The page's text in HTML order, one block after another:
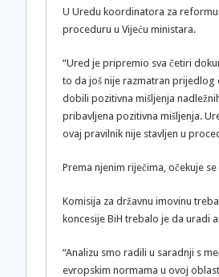
U Uredu koordinatora za
proceduru u Vijeću ministara.
“Ured je pripremio sva četiri
to da još nije razmatran prijedlog
dobili pozitivna mišljenja
pribavljena pozitivna mišljenja.
ovaj pravilnik nije stavljen u
Prema njenim riječima, očekuje
Komisija za državnu imovinu
koncesije BiH trebalo je da uradi
“Analizu smo radili u saradnji s
evropskim normama u ovoj